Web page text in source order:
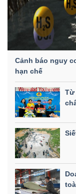
Cảnh báo nguy
hạn chế
Từ